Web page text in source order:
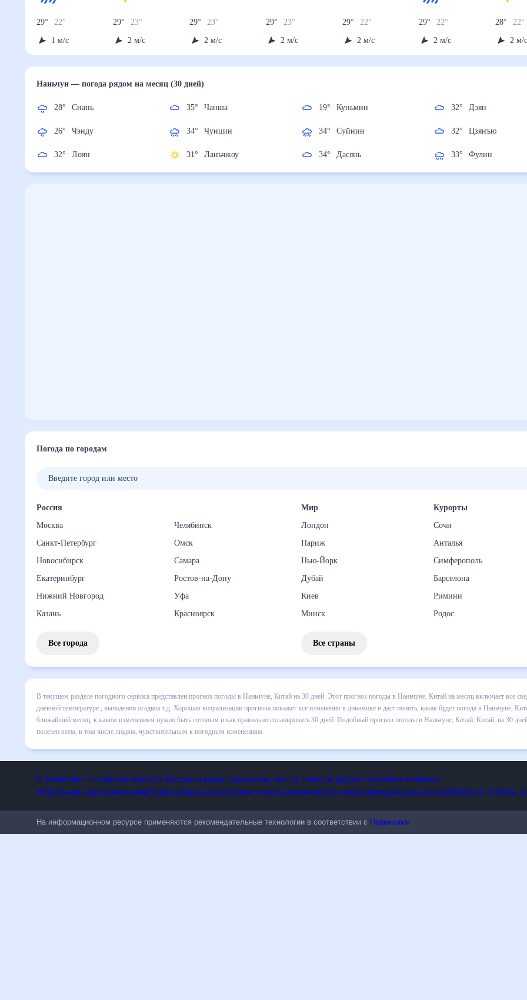
29° 22
1 м/с
29° 23
2 м/с
29° 23
2 м/с
29° 23
2 м/с
29° 22
2 м/с
29° 22
2 м/с
28° 22
2 м/
Наньчун— погода рядомна месяц (30 дней)
28° Сиань
26° Чэнду
32° Лоян
35° Чанша
34° Чунцин
31° Ланьчжоу
19° Куньмин
34° Суйнин
34° Дасянь
32° Дэян
32° Цзянъю
33° Фулин
Погода по городам
Россия
Москва
Санкт-Петербург
Новосибирск
Екатеринбург
Нижний Новгород
Казань
Челябинск
Омск
Самара
Ростов-на-Дону
Уфа
Красноярск
Все города
Мир
Лондон
Париж
Нью-Йорк
Дубай
Киев
Минск
Курорты
Сочи
Анталья
Симферополь
Барселона
Римини
Родос
Все страны
В текущем разделе погодного сервиса представлен прогноз погоды в Наньчуне, Китай на 30 дней. Этот прогноз погоды в
на месяц включает все сведения по дневной температуре , выпадении осадков т.д. Хорошая визуализация прогноза покажет все
изменения в динамике и даст понять, какая будет погода в Наньчуне, Китай в ближайший месяц, к каким изменениям нужно
и как правильно спланировать 30 дней. Подобный прогноз погоды в Наньчуне, Китай, Китай, на 30 дней будет полезен всем, в
© Рамблер — главные новости России и мира, гороскопы, почта, поиск и другие полезные сервисы
На информационном ресурсе применяются рекомендательные технологии в соответствии сПравилами